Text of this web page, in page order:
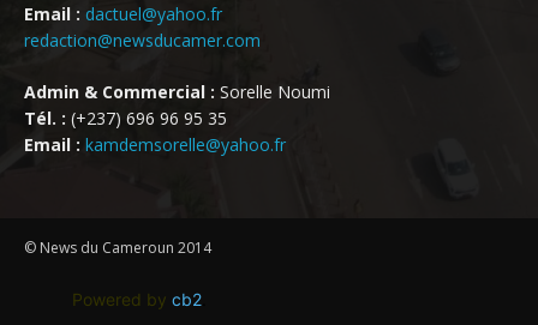
Email : dactuel@yahoo.fr
redaction@newsducamer.com
Admin & Commercial : Sorelle Noumi
Tél. : (+237) 696 96 95 35
Email : kamdemsorelle@yahoo.fr
© News du Cameroun 2014
Powered by cb2